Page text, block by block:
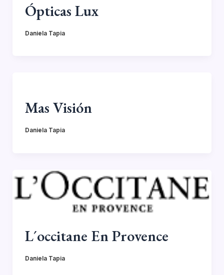
Ópticas Lux
Daniela Tapia
Mas Visión
Daniela Tapia
L´occitane En Provence
Daniela Tapia